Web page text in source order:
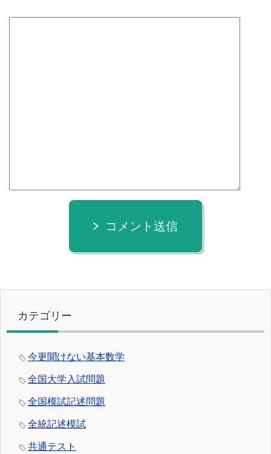
コメント送信
カテゴリー
今更聞けない基本数学
全国大学入試問題
全国模試記述問題
全統記述模試
共通テスト